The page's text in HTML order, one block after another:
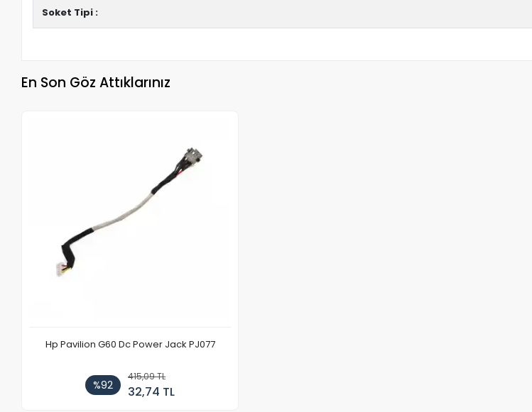
Soket Tipi :
En Son Göz Attıklarınız
Hp Pavilion G60 Dc Power Jack PJ077
%92
415,09 TL
32,74 TL